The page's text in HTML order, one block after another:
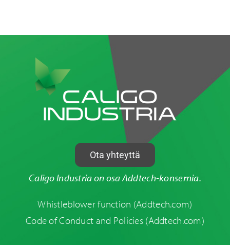
Ota yhteyttä
Caligo Industria on osa Addtech-konsernia.
Whistleblower function (Addtech.com)
Code of Conduct and Policies (Addtech.com)